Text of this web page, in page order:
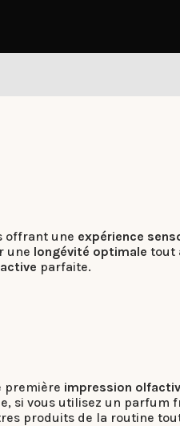
offrant une expérience
une longévité optimale tout
parfaite.
première impression
si vous utilisez un parfum
produits de la routine